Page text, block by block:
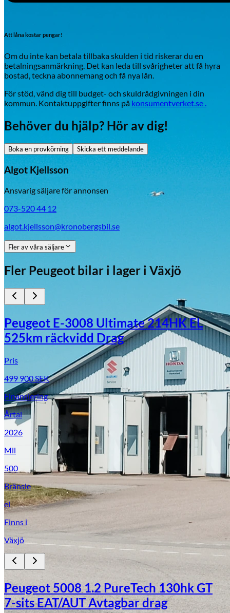
Mazda
Visa alla fordon
Byte av vindruta
Att låna kostar pengar!
Om du inte kan betala tillbaka skulden i tid riskerar du en
betalningsanmärkning. Det kan leda till svårigheter att få hyra
bostad, teckna abonnemang och få nya lån.
För stöd, vänd dig till budget- och skuldrådgivningen i din
kommun. Kontaktuppgifter finns på konsumentverket.se .
Behöver du hjälp? Hör av dig!
Boka en provkörning Skicka ett meddelande
Algot Kjellsson
Ansvarig säljare för annonsen
073-520 44 12
algot.kjellsson@kronobergsbil.se
Fler av våra säljare
Fler Peugeot bilar i lager i Växjö
Peugeot E-3008 Ultimate 214HK EL
525km räckvidd Drag
Pris
499 900SEK
Finansiering
Årtal
2026
Mil
500
Bränsle
el
Finns i
Växjö
Peugeot 5008 1.2 PureTech 130hk GT
7-sits EAT/AUT Avtagbar drag